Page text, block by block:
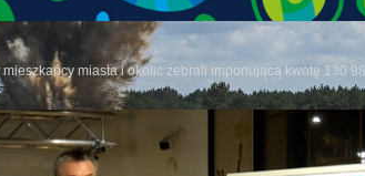
miasta i okolic zebrali imponującą kwotę 130